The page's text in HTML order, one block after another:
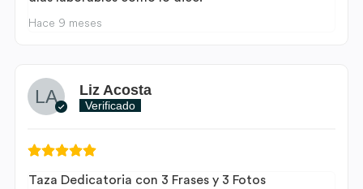
Hace 9 meses
Liz Acosta
Verificado
Taza Dedicatoria con 3 Frases y 3 Fotos